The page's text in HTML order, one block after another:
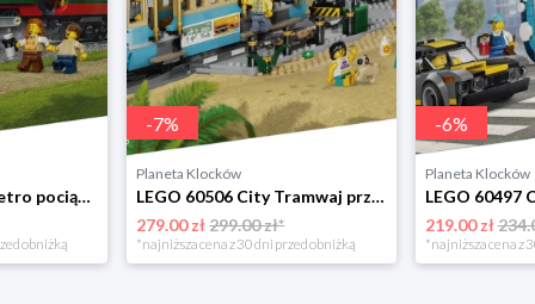
LEGO 60511 City Retro pociąg z lokomotywą parową Lego
obniżką
-7%
Planeta Klocków
LEGO 60506 City Tramwaj przy plaży Lego
279.00 zł299.00 zł*
*najniższa cena z 30 dni przed obniżką
-6%
Planeta Klocków
219.00 zł
*najniższa cena z